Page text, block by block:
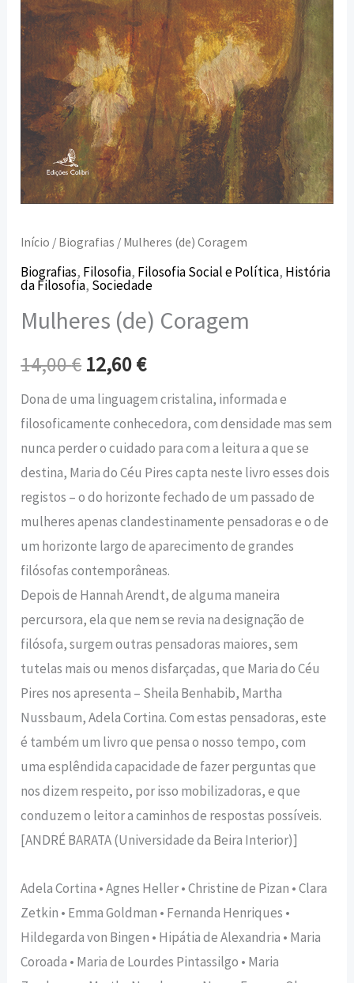
Início / Biografias / Mulheres (de) Coragem
Biografias, Filosofia, Filosofia Social e Política, História
da Filosofia, Sociedade
Mulheres (de) Coragem
14,00€ 12,60€
Dona de uma linguagem cristalina, informada e
filosoficamente conhecedora, com densidade mas sem
nunca perder o cuidado para com a leitura a que se
destina, Maria do Céu Pires capta neste livro esses dois
registos – o do horizonte fechado de um passado de
mulheres apenas clandestinamente pensadoras e o de
um horizonte largo de aparecimento de grandes
filósofas contemporâneas.
Depois de Hannah Arendt, de alguma maneira
percursora, ela que nem se revia na designação de
filósofa, surgem outras pensadoras maiores, sem
tutelas mais ou menos disfarçadas, que Maria do Céu
Pires nos apresenta – Sheila Benhabib, Martha
Nussbaum, Adela Cortina. Com estas pensadoras, este
é também um livro que pensa o nosso tempo, com
uma esplêndida capacidade de fazer perguntas que
nos dizem respeito, por isso mobilizadoras, e que
conduzem o leitor a caminhos de respostas possíveis.
[ANDRÉ BARATA (Universidade da Beira Interior)]
Adela Cortina • Agnes Heller • Christine de Pizan • Clara
Zetkin • Emma Goldman • Fernanda Henriques •
Hildegarda von Bingen • Hipátia de Alexandria • Maria
Coroada • Maria de Lourdes Pintassilgo • Maria